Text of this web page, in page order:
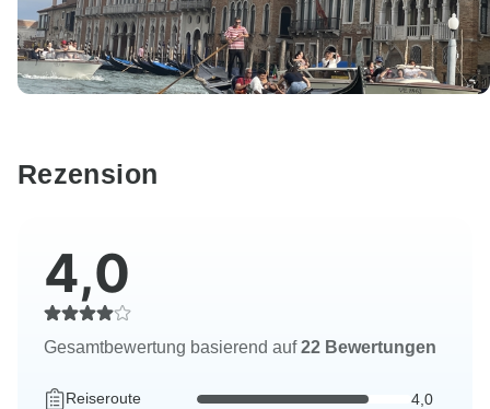
Rezension
4,0
Gesamtbewertung basierend auf22 Bewertungen
Reiseroute 4,0